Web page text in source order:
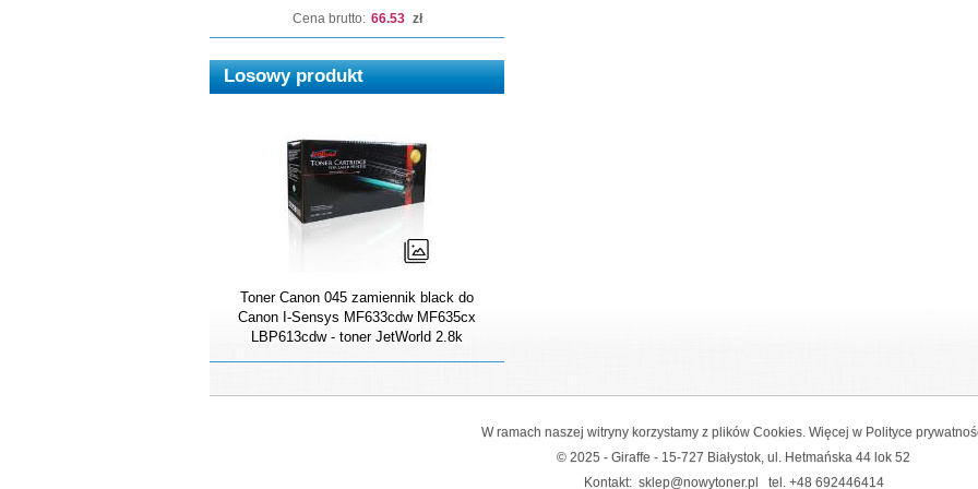
Cena brutto: 66.53 zł
Losowy produkt
Toner Canon 045 zamiennik black do
Canon I-Sensys MF633cdw MF635cx
LBP613cdw - toner JetWorld 2.8k
W ramach naszej witryny korzystamy z plików Cookies. Więcej w Polityce
© 2025 - Giraffe - 15-727 Białystok, ul. Hetmańska 44 lok 52
Kontakt: sklep@nowytoner.pl tel. +48 692446414